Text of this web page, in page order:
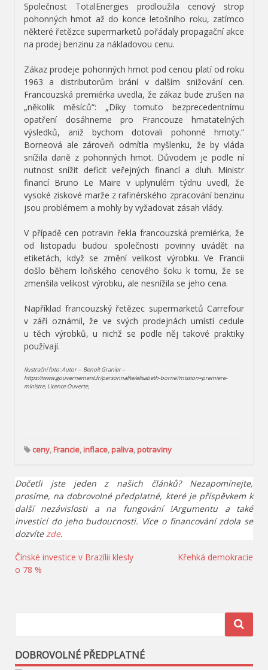
Společnost TotalEnergies prodloužila cenový strop
pohonných hmot až do konce letošního roku, zatímco
některé řetězce supermarketů pořádaly propagační akce
na prodej benzinu za nákladovou cenu.
Zákaz prodeje pohonných hmot pod cenou platí od roku
1963 a distributorům brání v dalším snižování cen.
Francouzská premiérka uvedla, že zákaz bude zrušen na
„několik měsíců“: „Díky tomuto bezprecedentnímu
opatření dosáhneme pro Francouze hmatatelných
výsledků, aniž bychom dotovali pohonné hmoty.“
Borneová ale zároveň odmítla myšlenku, že by vláda
snížila daně z pohonných hmot. Důvodem je podle ní
nutnost snížit deficit veřejných financí a dluh. Ministr
financí Bruno Le Maire v uplynulém týdnu uvedl, že
vysoké ziskové marže z rafinérského zpracování benzinu
jsou problémem a mohly by vyžadovat zásah vlády.
V případě cen potravin řekla francouzská premiérka, že
od listopadu budou společnosti povinny uvádět na
etiketách, když se změní velikost výrobku. Ve Francii
došlo během loňského cenového šoku k tomu, že se
zmenšila velikost výrobku, ale nesnížila se jeho cena.
Například francouzský řetězec supermarketů Carrefour
v září oznámil, že ve svých prodejnách umístí cedule
u těch výrobků, u nichž se podle něj takové praktiky
používají.
Ilustrační foto: Autor – Benoît Granier –
https://www.gouvernement.fr/personnalite/elisabeth-borne?mission=premiere-
ministre, Licence Ouverte,
ceny,Francie,inflace,paliva,potraviny
Dočetli jste jeden z našich článků? Nezapomínejte,
prosíme, na dobrovolné předplatné, které je příspěvkem k
další nezávislosti a na fungování !Argumentu a také
investicí do jeho budoucnosti. Více o financování zdola se
dozvítezde.
Navigace
pro
Čínské investice v Brazílii klesly
o 78 %
Křehká demokracie
DOBROVOLNÉ PŘEDPLATNÉ